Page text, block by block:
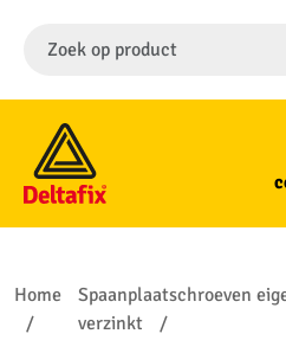
Home
Spaanplaatschroeven
verzinkt